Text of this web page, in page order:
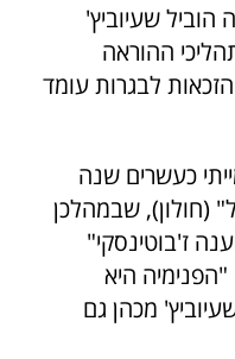
מזה 8 שנים. בתפקיד זה הוביל שעיוביץ'
ההוראה
הזכאות לבגרות עומד
כעשרים שנה
(חולון), שבמהלכן
ז'בוטינסקי"
היא
מכהן גם